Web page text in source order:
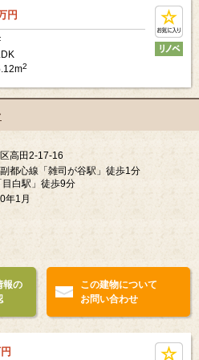
円
2
高田2-17-16
都心線「雑司が谷駅」徒歩1分
白駅」徒歩9分
年1月
報の
この建物について
お問い合わせ
円